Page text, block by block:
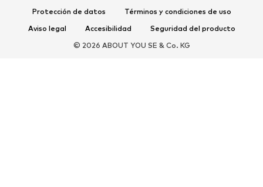
COMPLEMENTOS
Protección de datos
Términos y condiciones de uso
Aviso legal
Accesibilidad
Seguridad del producto
© 2026 ABOUT YOU SE & Co. KG